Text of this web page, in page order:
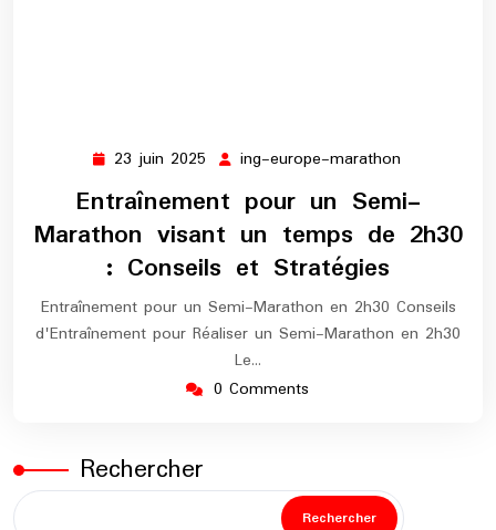
23 juin 2025 23
juin
2025
ing-europe-marathon
europe-
marathon
Entraînement pour un Semi-
Marathon visant un temps de 2h30
: Conseils et Stratégies
Entraînement pour un Semi-Marathon en 2h30 Conseils
d'Entraînement pour Réaliser un Semi-Marathon en 2h30
Le…
0 Comments
Rechercher
Rechercher